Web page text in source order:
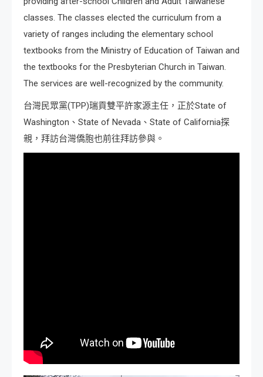
classes. The classes elected the curriculum from a
variety of ranges including the elementary school
textbooks from the Ministry of Education of Taiwan and
the textbooks for the Presbyterian Church in Taiwan.
The services are well-recognized by the community.
台灣民眾黨(TPP)瑞貢雙平許家源主任，正於State of
Washington、State of Nevada、State of California探
親，拜訪台灣僑胞也前往拜訪參與。